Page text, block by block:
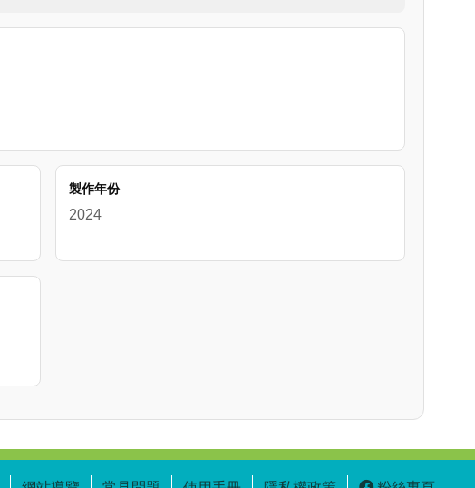
製作年份
2024